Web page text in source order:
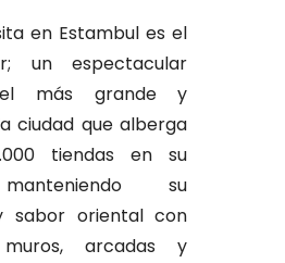
en Estambul es el
un espectacular
el más grande y
ciudad que alberga
tiendas en su
su
sabor oriental con
arcadas y